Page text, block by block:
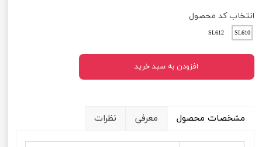
انتخاب کد محصول
SL610
SL612
افزودن به سبد خرید
مشخصات محصول معرفی نظرات